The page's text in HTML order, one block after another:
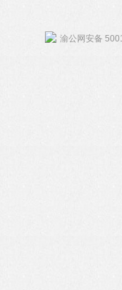
渝公网安备